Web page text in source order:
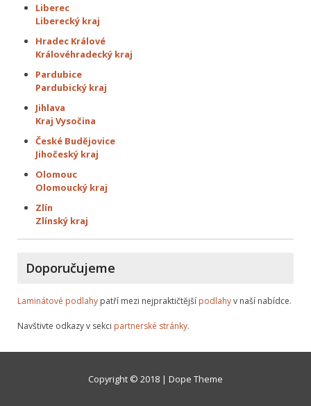
Liberec
Liberecký kraj
Hradec Králové
Královéhradecký kraj
Pardubice
Pardubický kraj
Jihlava
Kraj Vysočina
České Budějovice
Jihočeský kraj
Olomouc
Olomoucký kraj
Zlín
Zlínský kraj
Doporučujeme
Laminátové podlahy patří mezi nejpraktičtější podlahyv naší nabídce.
Navštivte odkazy v sekci partnerské stránky.
Copyright © 2018 | Dope Theme